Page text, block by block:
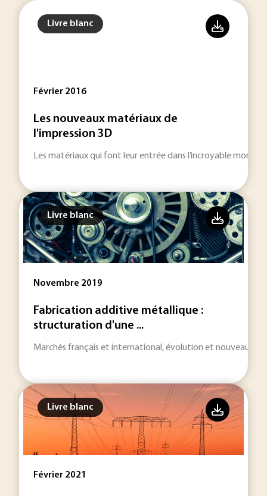
Livre blanc
Février 2016
Les nouveaux matériaux de
l'impression 3D
Les matériaux qui font leur entrée dans l’incroyable
Livre blanc
Novembre 2019
Fabrication additive métallique :
structuration d'une ...
Marchés français et international, évolution et nouveaux
Livre blanc
Février 2021